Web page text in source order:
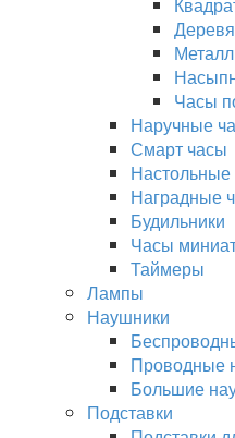
Часы
Наручные
Смарт часы
Настольные
Наградные
Будильники
Часы
Таймеры
Лампы
Наушники
Проводные
Большие
Подставки